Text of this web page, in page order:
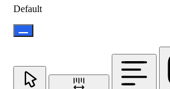
Default